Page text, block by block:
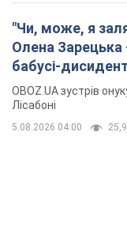
"Чи, може, я
Олена Зарецька
бабусі-
критику Дмитра
Португалію з 5
OBOZ.UA зустрів
Лісабоні
5.08.2026 04:00